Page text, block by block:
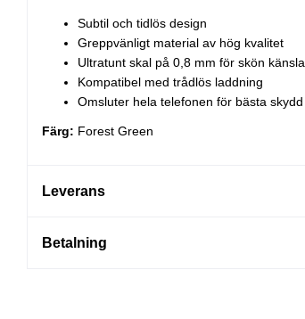
Subtil och tidlös design
Greppvänligt material av hög kvalitet
Ultratunt skal på 0,8 mm för skön känsla
Kompatibel med trådlös laddning
Omsluter hela telefonen för bästa skydd
Färg: Forest Green
Leverans
Betalning